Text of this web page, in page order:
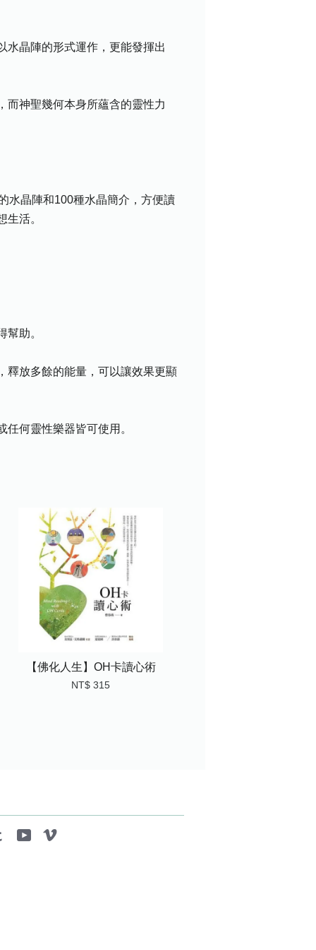
晶陣的形式運作，更能發揮出
神聖幾何本身所蘊含的靈性力
晶陣和100種水晶簡介，方便讀
活。
助。
放多餘的能量，可以讓效果更顯
何靈性樂器皆可使用。
【佛化人生】OH卡讀心術
NT$ 315
Tumblr YouTube